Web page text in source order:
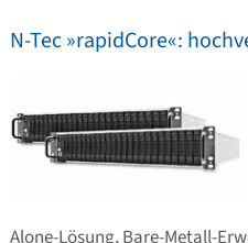
N-Tec »rapidCore«:
Alone-Lösung, Bare-Metall-